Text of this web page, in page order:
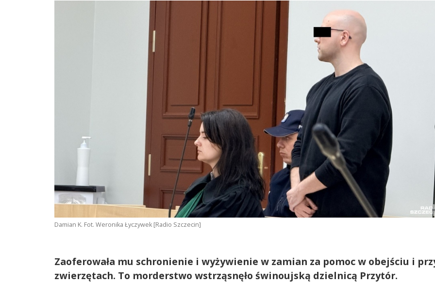
Damian K. Fot. Weronika Łyczywek [Radio Szczecin]
Zaoferowała mu schronienie i wyżywienie w zamian za pomoc w obejściu i
zwierzętach. To morderstwo wstrząsnęło świnoujską dzielnicą Przytór.